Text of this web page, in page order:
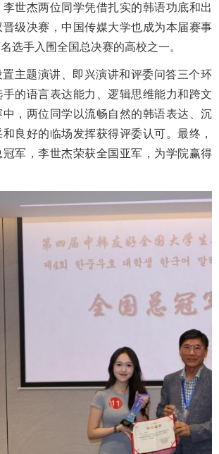
世杰两位同学凭借扎实的韩语功底和出
级决赛，中国传媒大学也成为本届赛事
选手入围全国总决赛的高校之一。
主题演讲、即兴演讲和评委问答三个环
的语言表达能力、逻辑思维能力和跨文
，两位同学以流畅自然的韩语表达、沉
良好的临场发挥获得评委认可。最终，
军，李世杰荣获全国亚军，为学院赢得